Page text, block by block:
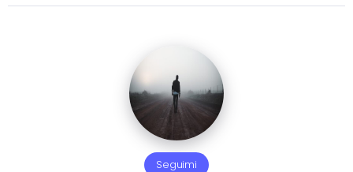
Seguimi